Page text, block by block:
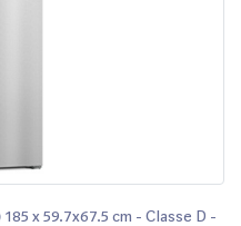
x 59.7x67.5 cm - Classe D -